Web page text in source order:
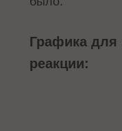
Графика для
реакции: